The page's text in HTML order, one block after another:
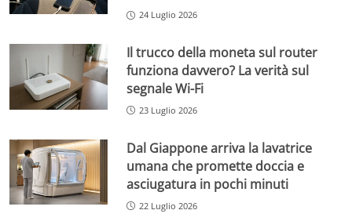
24 Luglio 2026
Il trucco della moneta sul router
funziona davvero? La verità sul
segnale Wi-Fi
23 Luglio 2026
Dal Giappone arriva la lavatrice
umana che promette doccia e
asciugatura in pochi minuti
22 Luglio 2026